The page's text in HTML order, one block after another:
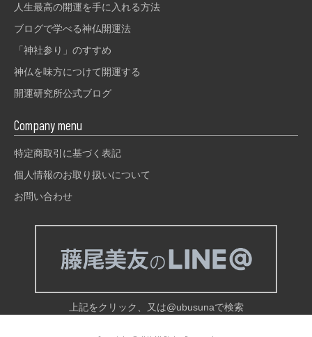
人生最高の開運を手に入れる方法
ブログで学べる神仏開運法
「神社参り」のすすめ
神仏を味方につけて開運する
開運研究所公式ブログ
Company menu
特定商取引に基づく表記
個人情報のお取り扱いについて
お問い合わせ
上記をクリック、又は@ubusunaで検索